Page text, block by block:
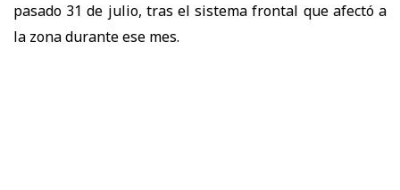
pasado 31 de julio, tras el sistema frontal que afectó a
la zona durante ese mes.